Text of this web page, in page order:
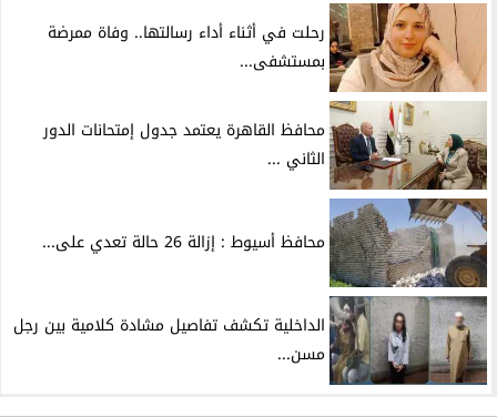
رحلت في أثناء أداء رسالتها.. وفاة ممرضة
بمستشفى...
محافظ القاهرة يعتمد جدول إمتحانات الدور
الثاني ...
محافظ أسيوط : إزالة 26 حالة تعدي على...
الداخلية تكشف تفاصيل مشادة كلامية بين رجل
مسن...